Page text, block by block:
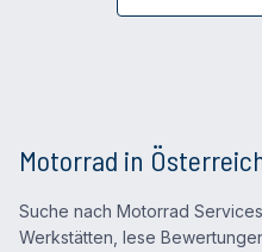
Motorrad in
Suche nach Motorrad
Werkstätten, lese